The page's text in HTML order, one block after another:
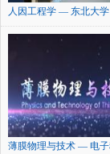
人因工程学 — 东北大学
薄膜物理与技术 — 电